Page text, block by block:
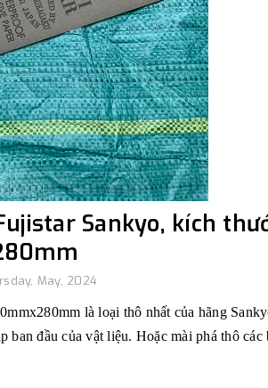
Sankyo, kích
May, 2024
là loại thô nhất của hãng
đầu của vật liệu. Hoặc mài phá thô các